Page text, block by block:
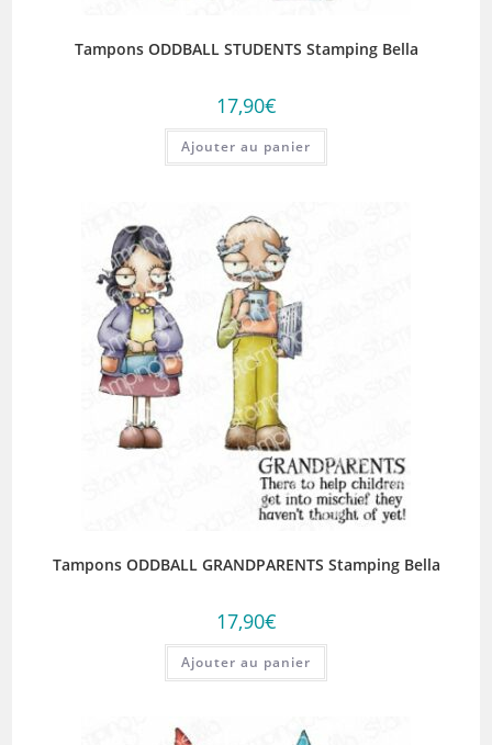
Tampons ODDBALL STUDENTS Stamping Bella
17,90€
Ajouter au panier
Tampons ODDBALL GRANDPARENTS Stamping Bella
17,90€
Ajouter au panier